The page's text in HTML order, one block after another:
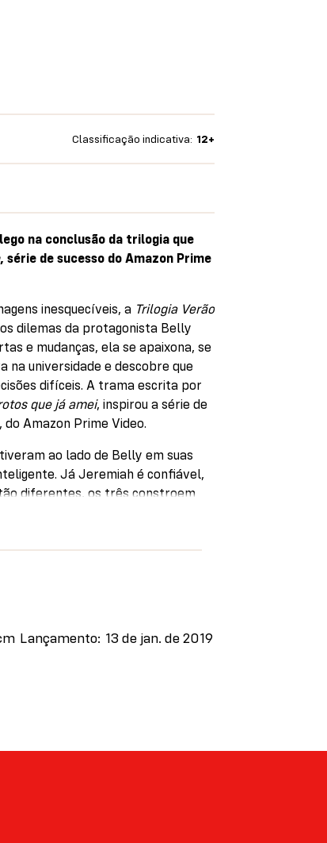
Classificação indicativa: 12+
na conclusão da trilogia que
, série de sucesso do Amazon Prime
inesquecíveis, a Trilogia Verão
dilemas da protagonista Belly
e mudanças, ela se apaixona, se
na universidade e descobre que
difíceis. A trama escrita por
que já amei, inspirou a série de
, do Amazon Prime Video.
ao lado de Belly em suas
Já Jeremiah é confiável,
diferentes, os três constroem
parece...
dos anos 2000 e relançados
e novas capas.
Lançamento 13 de jan. de 2019